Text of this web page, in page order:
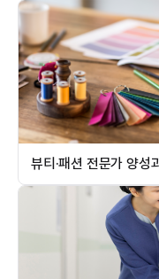
뷰티·패션 전문가 양성